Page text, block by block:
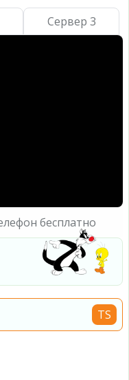
Сервер 3
бесплатно
TS